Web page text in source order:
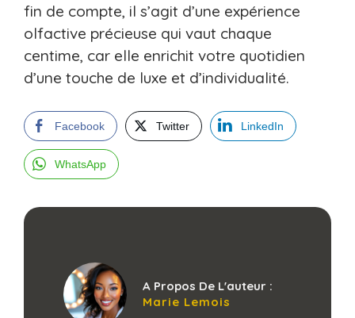
fin de compte, il s’agit d’une expérience
olfactive précieuse qui vaut chaque
centime, car elle enrichit votre quotidien
d’une touche de luxe et d’individualité.
Facebook Twitter LinkedIn
WhatsApp
A Propos De L'auteur :
Marie Lemois